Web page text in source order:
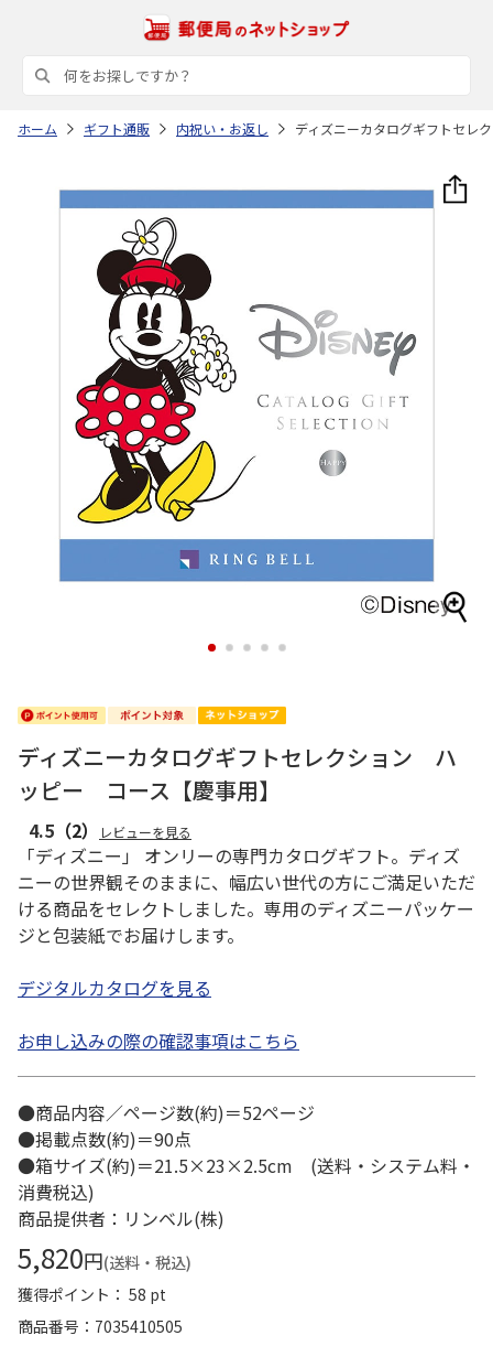
ホーム ギフト通販 内祝い・お返し ディズニーカタログギフトセ
1 2 3 4 5
ディズニーカタログギフトセレクション ハ
ッピー コース【慶事用】
4.5 （2） レビューを見る
「ディズニー」 オンリーの専門カタログギフト。ディズ
ニーの世界観そのままに、幅広い世代の方にご満足いただ
ける商品をセレクトしました。専用のディズニーパッケー
ジと包装紙でお届けします。
デジタルカタログを見る
お申し込みの際の確認事項はこちら
●商品内容／ページ数(約)＝52ページ
●掲載点数(約)＝90点
●箱サイズ(約)＝21.5×23×2.5cm (送料・システム料・
消費税込)
商品提供者：リンベル(株)
5,820円(送料・税込)
獲得ポイント： 58 pt
商品番号
7035410505